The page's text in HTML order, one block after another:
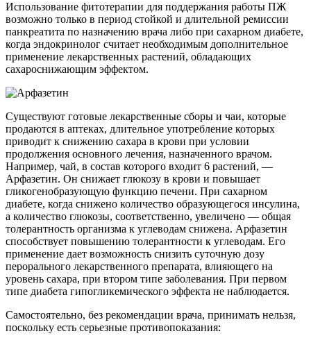
Использование фитотерапии для поддержания работы ПЖ
возможно только в период стойкой и длительной ремиссии
панкреатита по назначению врача либо при сахарном диабете,
когда эндокринолог считает необходимым дополнительное
применение лекарственных растений, обладающих
сахароснижающим эффектом.
Существуют готовые лекарственные сборы и чаи, которые
продаются в аптеках, длительное употребление которых
приводит к снижению сахара в крови при условии
продолжения основного лечения, назначенного врачом.
Например, чай, в состав которого входит 6 растений, —
Арфазетин. Он снижает глюкозу в крови и повышает
гликогенобразующую функцию печени. При сахарном
диабете, когда снижено количество образующегося инсулина,
а количество глюкозы, соответственно, увеличено — общая
толерантность организма к углеводам снижена. Арфазетин
способствует повышению толерантности к углеводам. Его
применение дает возможность снизить суточную дозу
перорального лекарственного препарата, влияющего на
уровень сахара, при втором типе заболевания. При первом
типе диабета гипогликемического эффекта не наблюдается.
Самостоятельно, без рекомендации врача, принимать нельзя,
поскольку есть серьезные противопоказания: